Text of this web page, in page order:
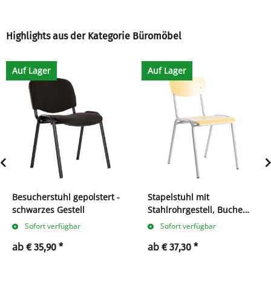
Highlights aus der Kategorie Büromöbel
Auf Lager
Besucherstuhl gepolstert -
schwarzes Gestell
Sofort verfügbar
ab € 35,90 *
Auf Lager
Stapelstuhl mit
Stahlrohrgestell, Buche
Schichtholz
Sofort verfügbar
ab € 37,30 *